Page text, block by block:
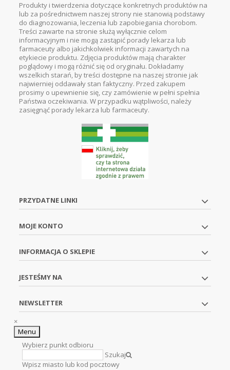
Produkty i twierdzenia dotyczące konkretnych produktów na
lub za pośrednictwem naszej strony nie stanowią podstawy
do diagnozowania, leczenia lub zapobiegania chorobom.
Treści zawarte na stronie służą wyłącznie celom
informacyjnym i nie mogą zastąpić porady lekarza lub
farmaceuty albo jakichkolwiek informacji zawartych na
etykiecie produktu. Zdjęcia produktów mają charakter
poglądowy i mogą różnić się od oryginału. Dokładamy
wszelkich starań, by treści dostępne na naszej stronie jak
najwierniej oddawały stan faktyczny. Przed zakupem
prosimy o upewnienie się, czy zamówienie w pełni spełnia
Państwa oczekiwania. W przypadku wątpliwości, należy
zasięgnąć porady lekarza lub farmaceuty.
PRZYDATNE LINKI
MOJE KONTO
INFORMACJA O SKLEPIE
JESTEŚMY NA
NEWSLETTER
×
Menu
Wybierz punkt odbioru
Szukaj
Wpisz miasto lub kod pocztowy